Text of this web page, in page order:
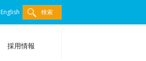
English 検索
採用情報